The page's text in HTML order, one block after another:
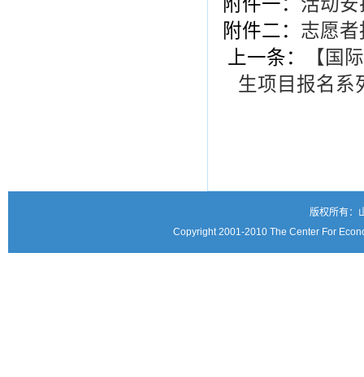
附件二： 志愿
上一条：
【国
生项目报名系
版权所有：
Copyright 2001-2010 The Center For